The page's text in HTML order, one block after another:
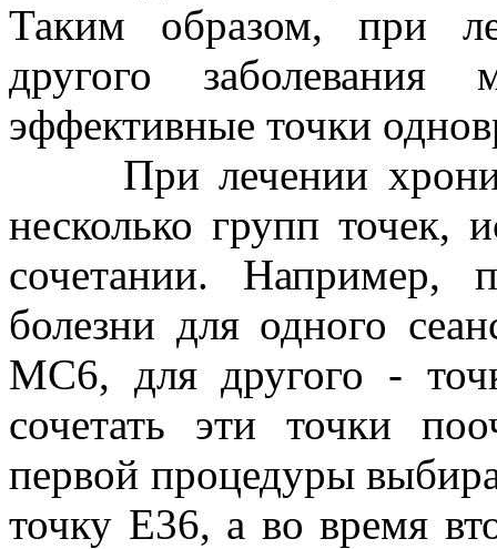
Таким образом, при
другого заболевания
эффективные точки
При лечении
несколько групп точек,
сочетании. Например,
болезни для одного
МС6, для другого -
сочетать эти точки
первой процедуры
точку Е36, а во время